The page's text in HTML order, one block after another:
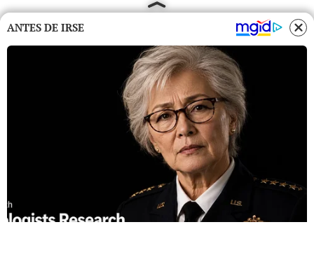
ANTES DE IRSE